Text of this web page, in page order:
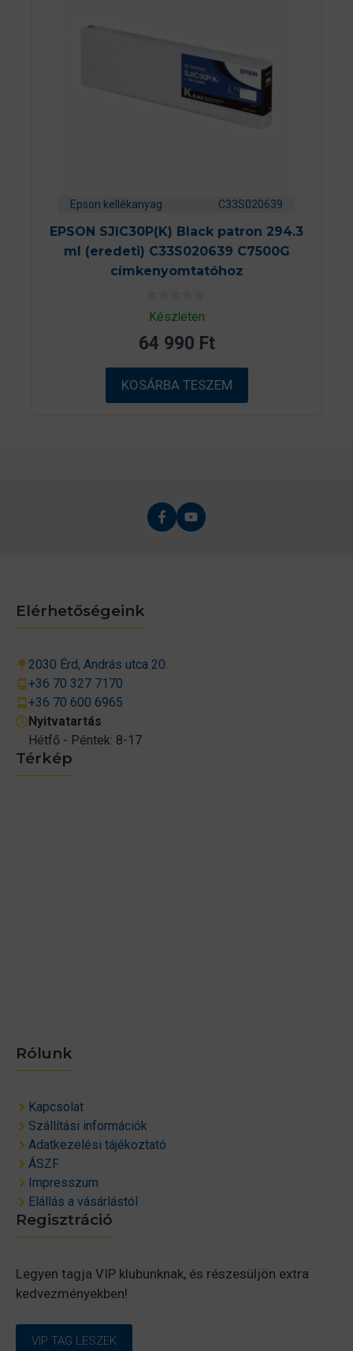
Epson kellékanyag C33S020639
EPSON SJIC30P(K) Black patron 294.3
ml (eredeti) C33S020639 C7500G
címkenyomtatóhoz
0
a
5
b
ő
l
Készleten
64 990 Ft
KOSÁRBA TESZEM
Térkép
Rólunk
Kapcsolat
Szállítási információk
Adatkezelési tájékoztató
ÁSZF
Impresszum
Elállás a vásárlástól
Elérhetőségeink
2030 Érd, András utca 20.
+36 70 327 7170
+36 70 600 6965
Nyitvatartás
Hétfő - Péntek: 8-17
Regisztráció
Legyen tagja VIP klubunknak, és részesüljön extra
kedvezményekben!
VIP TAG LESZEK